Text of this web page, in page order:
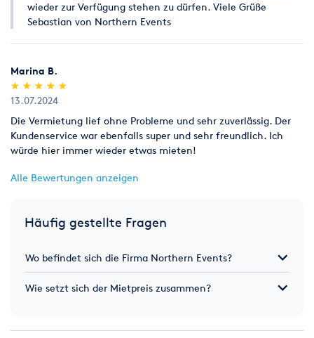
wieder zur Verfügung stehen zu dürfen. Viele Grüße
Sebastian von Northern Events
Marina B.
(*)
★
★
(*) ★
★
(*) ★
★
(*) ★
★
(*) ★
★
13.07.2024
Die Vermietung lief ohne Probleme und sehr zuverlässig. Der
Kundenservice war ebenfalls super und sehr freundlich. Ich
würde hier immer wieder etwas mieten!
Alle Bewertungen anzeigen
Häufig gestellte Fragen
Wo befindet sich die Firma Northern Events?
Wie setzt sich der Mietpreis zusammen?